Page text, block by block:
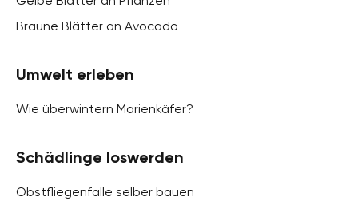
Braune Blätter an Avocado
Umwelt erleben
Wie überwintern Marienkäfer?
Schädlinge loswerden
Obstfliegenfalle selber bauen